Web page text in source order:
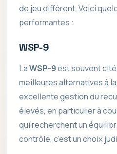
de jeu différent. Voici
performantes :
WSP-9
LaWSP-9est souvent
meilleures alternatives à
excellente gestion du
élevés, en particulier à
qui recherchent un
contrôle, c’est un choix